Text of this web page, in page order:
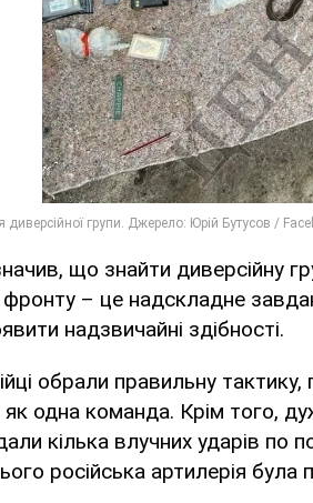
що знайти диверсійну
фронту – це надскладне
надзвичайні здібності.
обрали правильну
одна команда. Крім того,
кілька влучних ударів по
російська артилерія